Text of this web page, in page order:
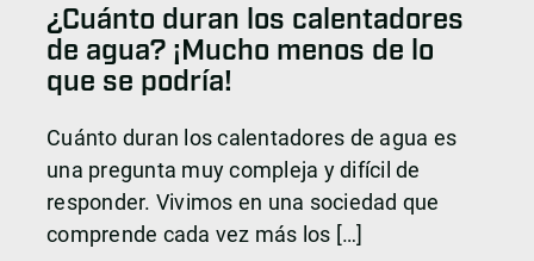
¿Cuánto duran los calentadores
de agua? ¡Mucho menos de lo
que se podría!
Cuánto duran los calentadores de agua es
una pregunta muy compleja y difícil de
responder. Vivimos en una sociedad que
comprende cada vez más los […]